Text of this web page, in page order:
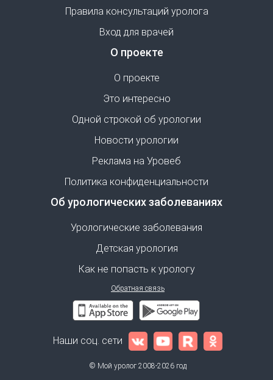
Правила консультаций уролога
Вход для врачей
О проекте
О проекте
Это интересно
Одной строкой об урологии
Новости урологии
Реклама на Уровеб
Политика конфиденциальности
Об урологических заболеваниях
Урологические заболевания
Детская урология
Как не попасть к урологу
Обратная связь
Наши соц. сети
© Мой уролог 2008-2026 год